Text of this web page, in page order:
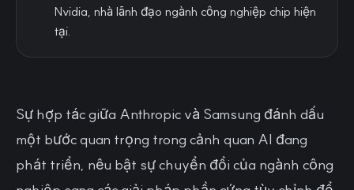
Nvidia, nhà lãnh đạo ngành công nghiệp chip hiện
tại.
Sự hợp tác giữa Anthropic và Samsung đánh dấu
một bước quan trọng trong cảnh quan AI đang
phát triển, nêu bật sự chuyển đổi của ngành công